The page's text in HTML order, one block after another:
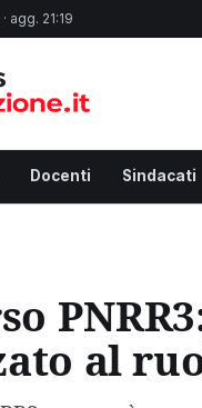
agg. 21:19
Docenti Sindacati
al